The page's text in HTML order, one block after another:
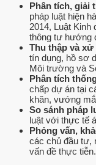
Phân tích, giải
pháp luật hiện
2014, Luật Kinh
thông tư hướng
Thu thập và
tín dụng, hồ sơ
Môi trường và
Phân tích
chấp dự án tại
khăn, vướng
So sánh pháp
luật với thực tế
Phỏng vấn,
các chủ đầu tư,
vấn đề thực tiễn.